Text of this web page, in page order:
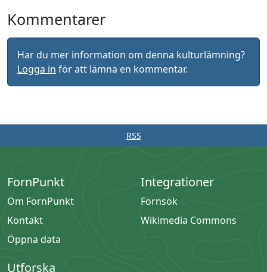
Kommentarer
Har du mer information om denna kulturlämning?
Logga in för att lämna en kommentar.
RSS
FornPunkt
Om FornPunkt
Kontakt
Öppna data
Integrationer
Fornsök
Wikimedia Commons
Utforska